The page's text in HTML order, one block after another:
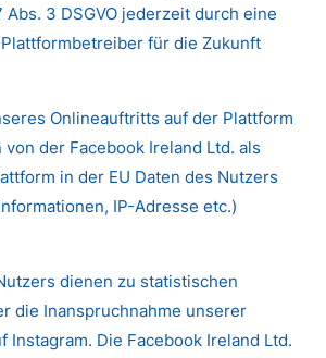
Abs. 3 DSGVO jederzeit durch eine
für die Zukunft
Onlineauftritts auf der Plattform
der Facebook Ireland Ltd. als
in der EU Daten des Nutzers
IP-Adresse etc.)
dienen zu statistischen
die Inanspruchnahme unserer
Instagram. Die Facebook Ireland Ltd.